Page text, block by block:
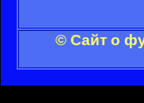
© Сайт о